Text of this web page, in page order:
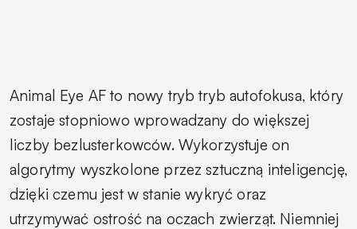
Animal Eye AF to nowy tryb tryb autofokusa, który
zostaje stopniowo wprowadzany do większej
liczby bezlusterkowców. Wykorzystuje on
algorytmy wyszkolone przez sztuczną inteligencję,
dzięki czemu jest w stanie wykryć oraz
utrzymywać ostrość na oczach zwierząt. Niemniej